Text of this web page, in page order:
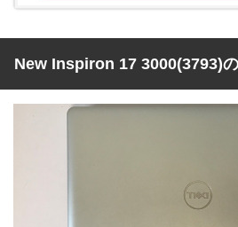
New Inspiron 17 3000(3793)